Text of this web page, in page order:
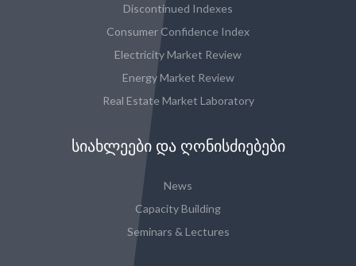
Discontinued Indexes
Consumer Confidence Index
Electricity Market Review
Energy Market Review
Real Estate Market Laboratory
ᲡᲘᲐᲮᲚᲔᲔᲑᲘ ᲓᲐ ᲦᲝᲜᲘᲡᲫᲘᲔᲑᲔᲑᲘ
News
Capacity Building
Seminars & Lectures